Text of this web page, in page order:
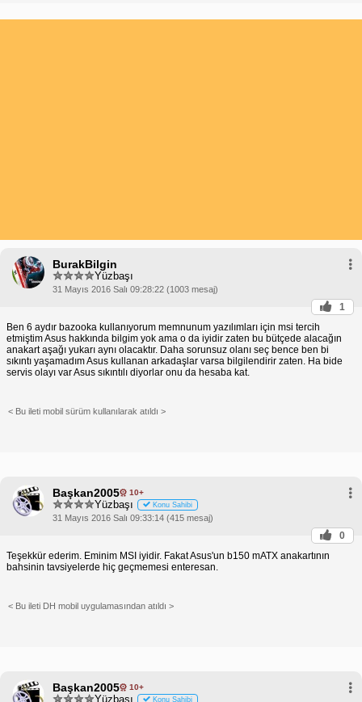
BurakBilgin
Yüzbaşı
31 Mayıs 2016 Salı 09:28:22 (1003 mesaj)
1
Ben 6 aydır bazooka kullanıyorum memnunum yazılımları için msi tercih
etmiştim Asus hakkında bilgim yok ama o da iyidir zaten bu bütçede alacağın
anakart aşağı yukarı aynı olacaktır. Daha sorunsuz olanı seç bence ben bi
sıkıntı yaşamadım Asus kullanan arkadaşlar varsa bilgilendirir zaten. Ha bide
servis olayı var Asus sıkıntılı diyorlar onu da hesaba kat.
< Bu ileti mobil sürüm kullanılarak atıldı >
Başkan2005 10+
Yüzbaşı Konu Sahibi
31 Mayıs 2016 Salı 09:33:14 (415 mesaj)
0
Teşekkür ederim. Eminim MSI iyidir. Fakat Asus'un b150 mATX anakartının
bahsinin tavsiyelerde hiç geçmemesi enteresan.
< Bu ileti DH mobil uygulamasından atıldı >
Başkan2005 10+
Yüzbaşı Konu Sahibi